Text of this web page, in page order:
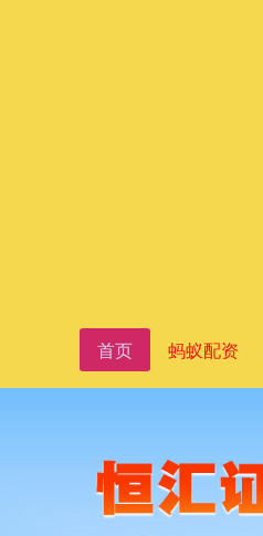
首页 蚂蚁配资